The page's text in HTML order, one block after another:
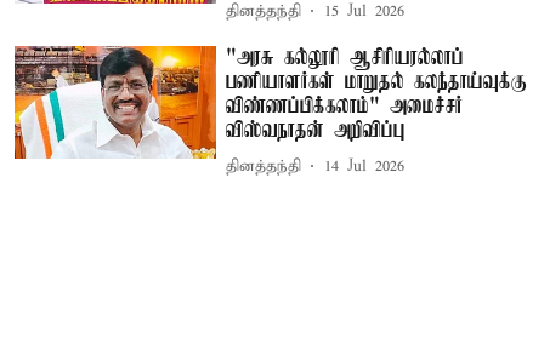
தினத்தந்தி 15 Jul 2026
"அரசு கல்லூரி ஆசிரியரல்லாப்
பணியாளர்கள் மாறுதல் கலந்தாய்வுக்கு
விண்ணப்பிக்கலாம்" அமைச்சர்
விஸ்வநாதன் அறிவிப்பு
தினத்தந்தி 14 Jul 2026